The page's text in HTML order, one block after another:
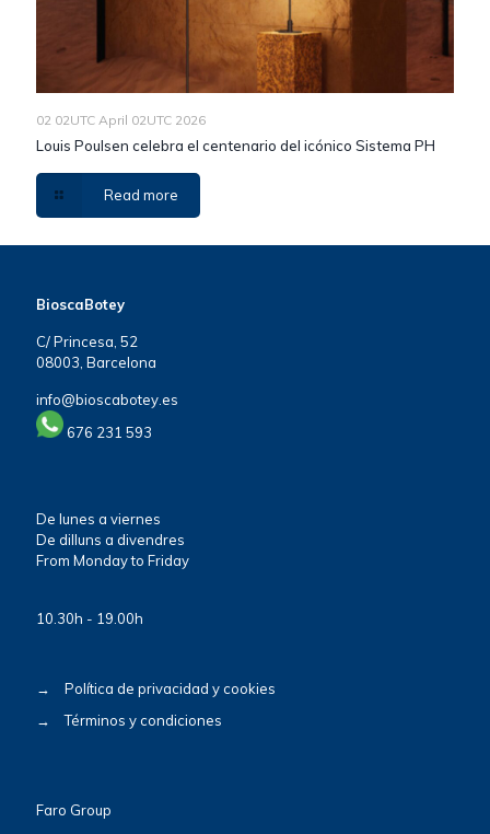
02 02UTC April 02UTC 2026
Louis Poulsen celebra el centenario del icónico Sistema PH
Read more
BioscaBotey
C/ Princesa, 52
08003, Barcelona
info@bioscabotey.es
676 231 593
De lunes a viernes
De dilluns a divendres
From Monday to Friday
10.30h - 19.00h
→
Política de privacidad y cookies
→
Términos y condiciones
Faro Group